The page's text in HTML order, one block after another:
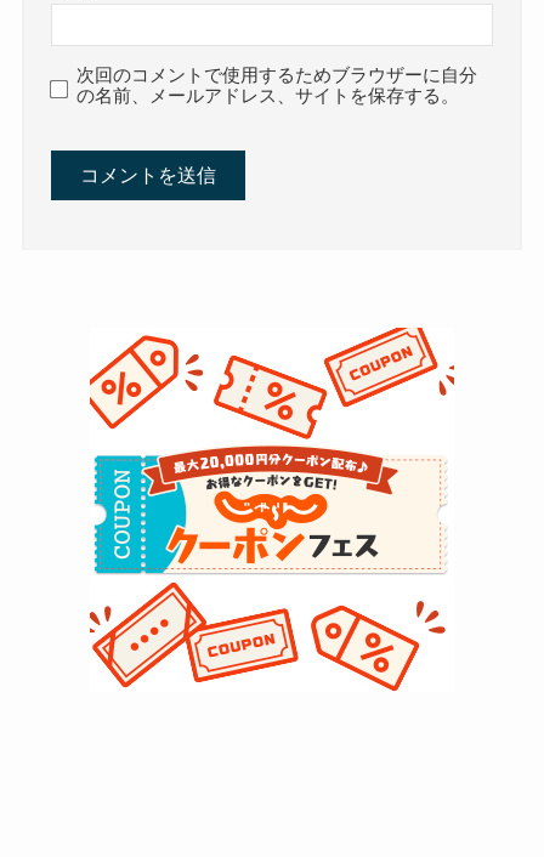
次回のコメントで使用するためブラウザーに自分
の名前、メールアドレス、サイトを保存する。